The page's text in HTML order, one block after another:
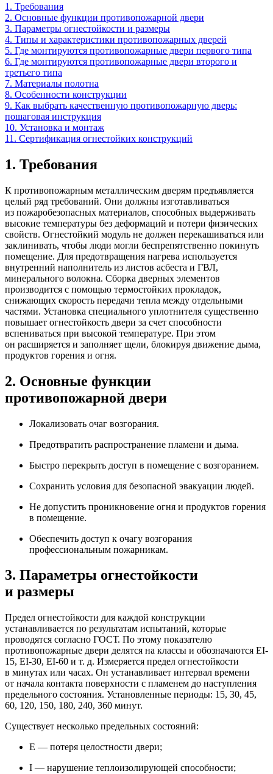
1. Требования
2. Основные функции противопожарной двери
3. Параметры огнестойкости и размеры
4. Типы и характеристики противопожарных дверей
5. Где монтируются противопожарные двери первого типа
6. Где монтируются противопожарные двери второго и
третьего типа
7. Материалы полотна
8. Особенности конструкции
9. Как выбрать качественную противопожарную дверь:
пошаговая инструкция
10. Установка и монтаж
11. Сертификация огнестойких конструкций
1. Требования
К противопожарным металлическим дверям предъявляется
целый ряд требований. Они должны изготавливаться
из пожаробезопасных материалов, способных выдерживать
высокие температуры без деформаций и потери физических
свойств. Огнестойкий модуль не должен перекашиваться или
заклинивать, чтобы люди могли беспрепятственно покинуть
помещение. Для предотвращения нагрева используется
внутренний наполнитель из листов асбеста и ГВЛ,
минерального волокна. Сборка дверных элементов
производится с помощью термостойких прокладок,
снижающих скорость передачи тепла между отдельными
частями. Установка специального уплотнителя существенно
повышает огнестойкость двери за счет способности
вспениваться при высокой температуре. При этом
он расширяется и заполняет щели, блокируя движение дыма,
продуктов горения и огня.
2. Основные функции
противопожарной двери
Локализовать очаг возгорания.
Предотвратить распространение пламени и дыма.
Быстро перекрыть доступ в помещение с возгоранием.
Сохранить условия для безопасной эвакуации людей.
Не допустить проникновение огня и продуктов горения
в помещение.
Обеспечить доступ к очагу возгорания
профессиональным пожарникам.
3. Параметры огнестойкости
и размеры
Предел огнестойкости для каждой конструкции
устанавливается по результатам испытаний, которые
проводятся согласно ГОСТ. По этому показателю
противопожарные двери делятся на классы и обозначаются EI-
15, EI-30, EI-60 и т. д. Измеряется предел огнестойкости
в минутах или часах. Он устанавливает интервал времени
от начала контакта поверхности с пламенем до наступления
предельного состояния. Установленные периоды: 15, 30, 45,
60, 120, 150, 180, 240, 360 минут.
Существует несколько предельных состояний:
E — потеря целостности двери;
I — нарушение теплоизолирующей способности;